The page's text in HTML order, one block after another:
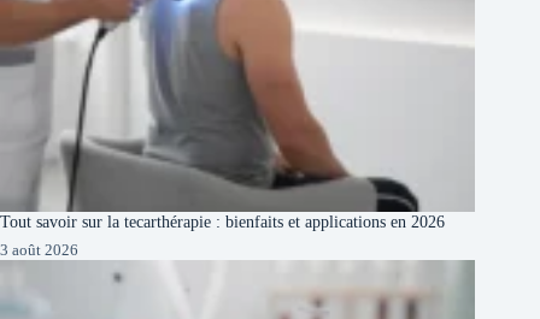
Tout savoir sur la tecarthérapie : bienfaits et applications en 2026
3 août 2026